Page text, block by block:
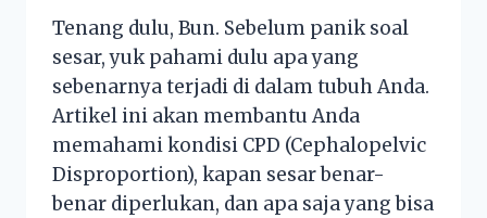
Tenang dulu, Bun. Sebelum panik soal
sesar, yuk pahami dulu apa yang
sebenarnya terjadi di dalam tubuh Anda.
Artikel ini akan membantu Anda
memahami kondisi CPD (Cephalopelvic
Disproportion), kapan sesar benar-
benar diperlukan, dan apa saja yang bisa